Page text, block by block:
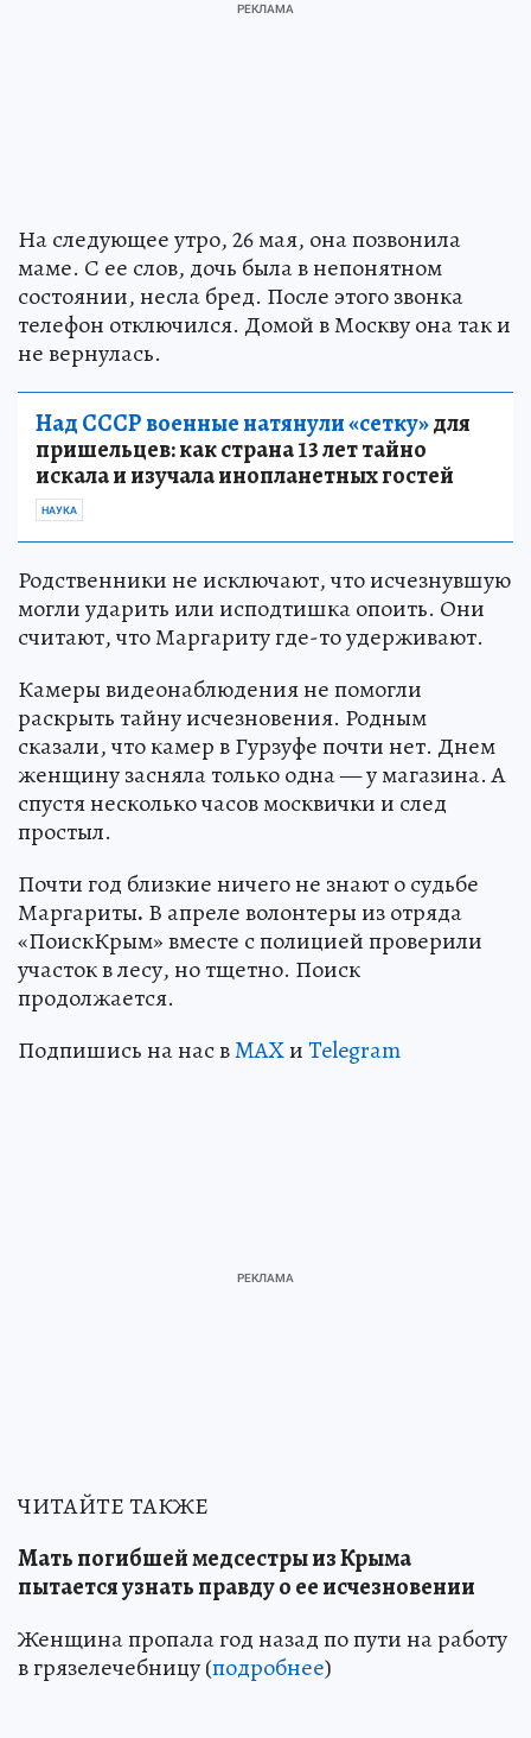
На следующее утро, 26 мая, она позвонила
маме. С ее слов, дочь была в непонятном
состоянии, несла бред. После этого звонка
телефон отключился. Домой в Москву она так и
не вернулась.
Над СССР военные натянули «сетку»для
пришельцев: как страна 13 лет тайно
искала и изучала инопланетных гостей
НАУКА
Родственники не исключают, что исчезнувшую
могли ударить или исподтишка опоить. Они
считают, что Маргариту где-то удерживают.
Камеры видеонаблюдения не помогли
раскрыть тайну исчезновения. Родным
сказали, что камер в Гурзуфе почти нет. Днем
женщину засняла только одна — у магазина. А
спустя несколько часов москвички и след
простыл.
Почти год близкие ничего не знают о судьбе
Маргариты. В апреле волонтеры из отряда
«ПоискКрым» вместе с полицией проверили
участок в лесу, но тщетно. Поиск
продолжается.
Подпишись на нас вMAXиTelegram
ЧИТАЙТЕ ТАКЖЕ
Мать погибшей медсестры из Крыма
пытается узнать правду о ее исчезновении
Женщина пропала год назад по пути на работу
в грязелечебницу (подробнее)